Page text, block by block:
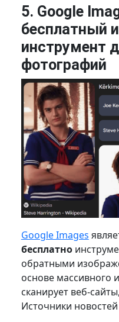
5. Google
бесплатный
инструмент
фотографий
Google Images
бесплатно
обратными
основе массивного
сканирует веб-
Источники